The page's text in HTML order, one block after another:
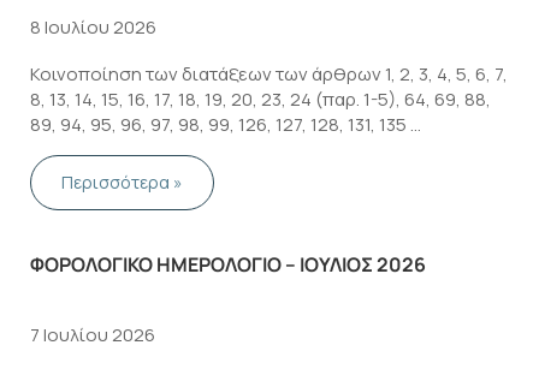
8 Ιουλίου 2026
Κοινοποίηση των διατάξεων των άρθρων 1, 2, 3, 4, 5, 6, 7,
8, 13, 14, 15, 16, 17, 18, 19, 20, 23, 24 (παρ. 1-5), 64, 69, 88,
89, 94, 95, 96, 97, 98, 99, 126, 127, 128, 131, 135 …
Περισσότερα »
ΦΟΡΟΛΟΓΙΚΟ ΗΜΕΡΟΛΟΓΙΟ – ΙΟΥΛΙΟΣ 2026
7 Ιουλίου 2026